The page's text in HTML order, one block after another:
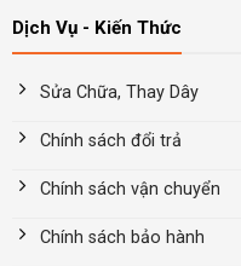
Dịch Vụ - Kiến Thức
Sửa Chữa, Thay Dây
Chính sách đổi trả
Chính sách vận chuyển
Chính sách bảo hành